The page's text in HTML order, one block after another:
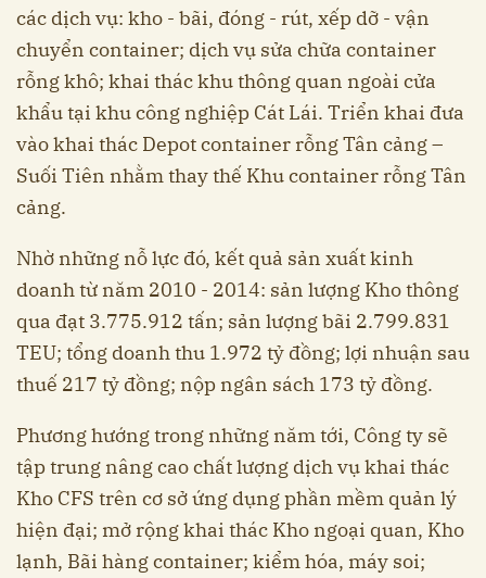
các dịch vụ: kho - bãi, đóng - rút, xếp dỡ - vận
chuyển container; dịch vụ sửa chữa container
rỗng khô; khai thác khu thông quan ngoài cửa
khẩu tại khu công nghiệp Cát Lái. Triển khai đưa
vào khai thác Depot container rỗng Tân cảng –
Suối Tiên nhằm thay thế Khu container rỗng Tân
cảng.
Nhờ những nỗ lực đó, kết quả sản xuất kinh
doanh từ năm 2010 - 2014: sản lượng Kho thông
qua đạt 3.775.912 tấn; sản lượng bãi 2.799.831
TEU; tổng doanh thu 1.972 tỷ đồng; lợi nhuận sau
thuế 217 tỷ đồng; nộp ngân sách 173 tỷ đồng.
Phương hướng trong những năm tới, Công ty sẽ
tập trung nâng cao chất lượng dịch vụ khai thác
Kho CFS trên cơ sở ứng dụng phần mềm quản lý
hiện đại; mở rộng khai thác Kho ngoại quan, Kho
lạnh, Bãi hàng container; kiểm hóa, máy soi;